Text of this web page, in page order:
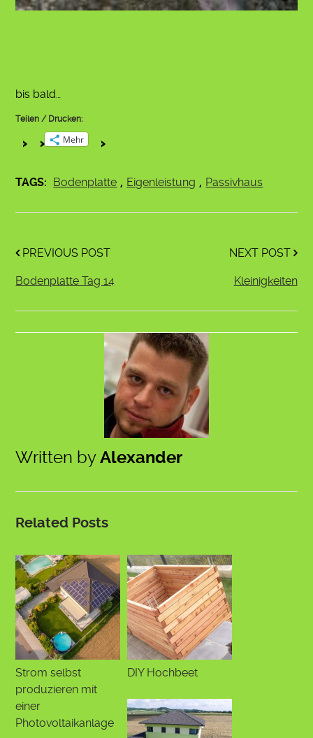
bis bald…
Teilen / Drucken:
Mehr
TAGS: Bodenplatte , Eigenleistung , Passivhaus
PREVIOUS POST
Bodenplatte Tag 14
NEXT POST
Kleinigkeiten
Written byAlexander
Related Posts
Strom selbst
produzieren mit
einer
Photovoltaikanlage
DIY Hochbeet